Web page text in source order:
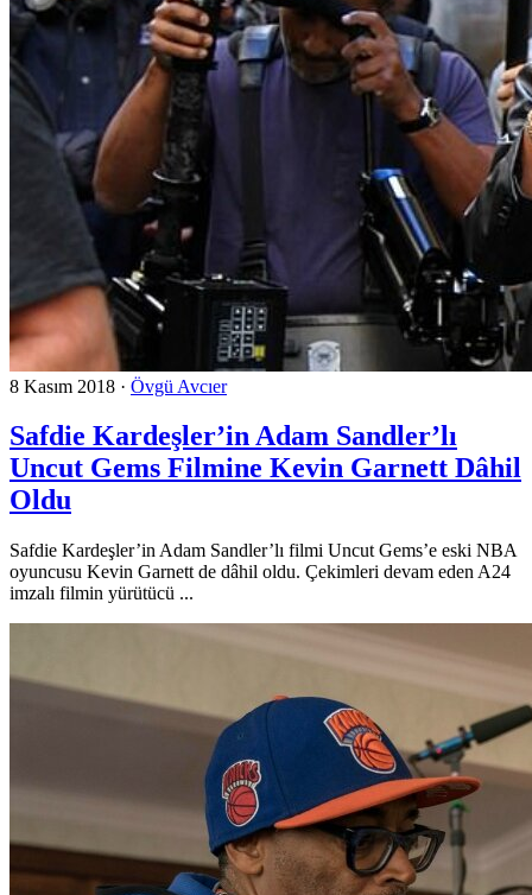
8 Kasım 2018 · Övgü Avcıer
Safdie Kardeşler’in Adam Sandler’lı
Uncut Gems Filmine Kevin Garnett Dâhil
Oldu
Safdie Kardeşler’in Adam Sandler’lı filmi Uncut Gems’e eski NBA
oyuncusu Kevin Garnett de dâhil oldu. Çekimleri devam eden A24
imzalı filmin yürütücü ...